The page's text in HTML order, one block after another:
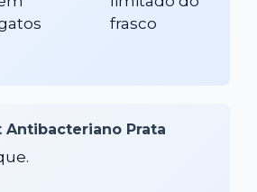
frasco
Antibacteriano Prata